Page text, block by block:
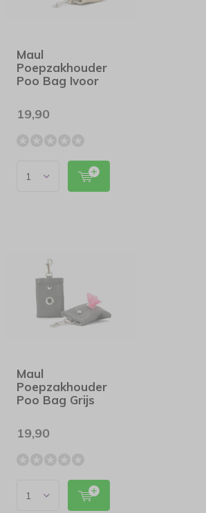
Maul
Poepzakhouder
Poo Bag Ivoor
19,90
Maul
Poepzakhouder
Poo Bag Grijs
19,90